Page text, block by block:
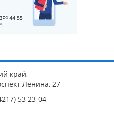
край,
Ленина, 27